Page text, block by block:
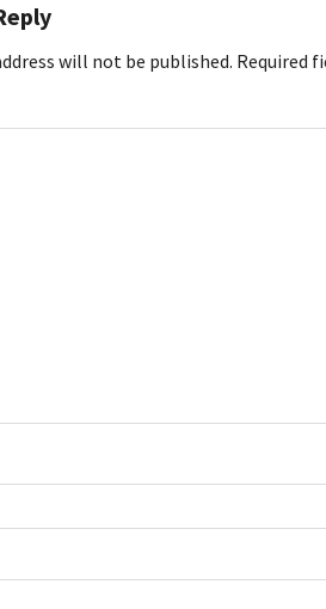
will not be published. Required